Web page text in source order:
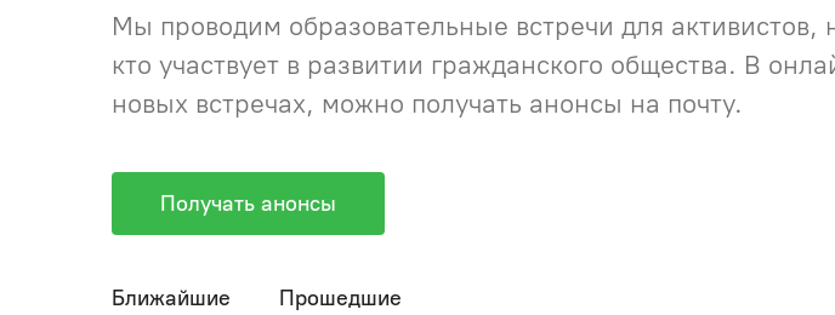
Мы проводим образовательные встречи для
кто участвует в развитии гражданского общества. В
новых встречах, можно получать анонсы на почту.
Получать анонсы
Ближайшие Прошедшие